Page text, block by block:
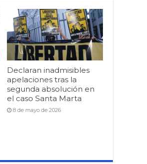
Declaran inadmisibles
apelaciones tras la
segunda absolución en
el caso Santa Marta
8 de mayo de 2026